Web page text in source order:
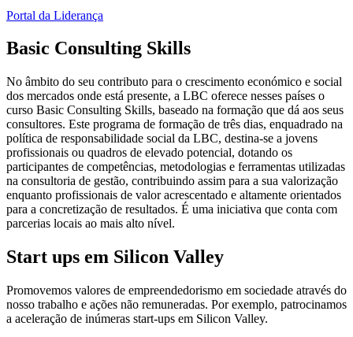
Portal da Liderança
Basic Consulting Skills
No âmbito do seu contributo para o crescimento económico e social
dos mercados onde está presente, a LBC oferece nesses países o
curso Basic Consulting Skills, baseado na formação que dá aos seus
consultores. Este programa de formação de três dias, enquadrado na
política de responsabilidade social da LBC, destina-se a jovens
profissionais ou quadros de elevado potencial, dotando os
participantes de competências, metodologias e ferramentas utilizadas
na consultoria de gestão, contribuindo assim para a sua valorização
enquanto profissionais de valor acrescentado e altamente orientados
para a concretização de resultados. É uma iniciativa que conta com
parcerias locais ao mais alto nível.
Start ups em Silicon Valley
Promovemos valores de empreendedorismo em sociedade através do
nosso trabalho e ações não remuneradas. Por exemplo, patrocinamos
a aceleração de inúmeras start-ups em Silicon Valley.